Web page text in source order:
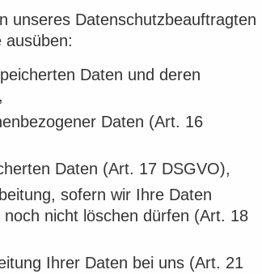
unseres Datenschutzbeauftragten
ausüben:
Daten und deren
Daten (Art. 16
Daten (Art. 17 DSGVO),
sofern wir Ihre Daten
nicht löschen dürfen (Art. 18
Ihrer Daten bei uns (Art. 21